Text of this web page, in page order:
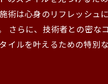
術は心身のリフレッシュ
さらに、技術者との密な
イルを叶えるための特別